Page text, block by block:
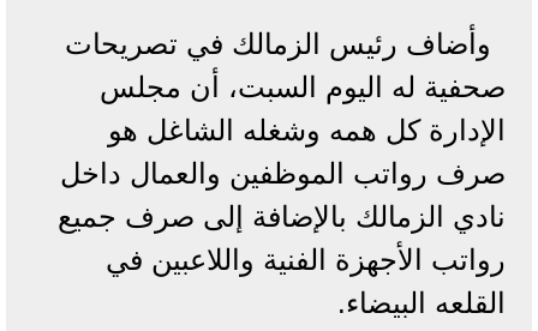
وأضاف رئيس الزمالك في تصريحات
صحفية له اليوم السبت، أن مجلس
الإدارة كل همه وشغله الشاغل هو
صرف رواتب الموظفين والعمال داخل
نادي الزمالك بالإضافة إلى صرف جميع
رواتب الأجهزة الفنية واللاعبين في
القلعه البيضاء.